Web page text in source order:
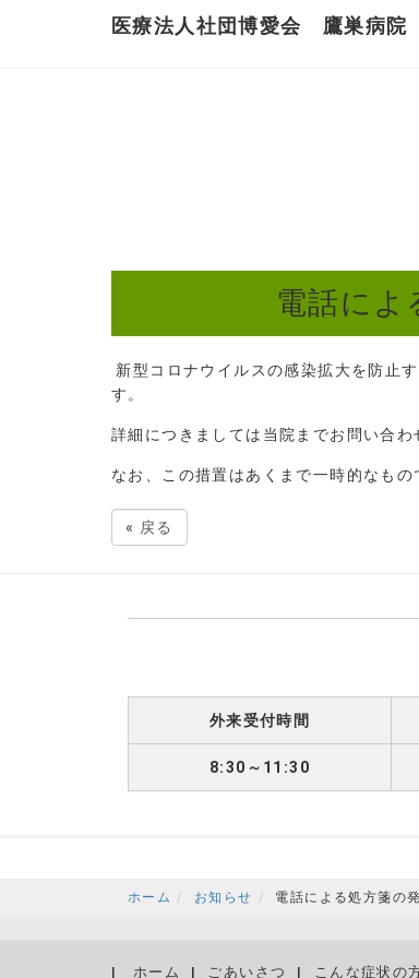
医療法人社団博愛会 鷹巣病院
電話によ
新型コロナウイルスの感染拡大を防止
す。
詳細につきましては当院までお問い合わ
なお、この措置はあくまで一時的なも
« 戻る
外来受付時間
8:30～11:30
ホーム お知らせ 電話による処方箋の
ホーム ごあいさつ こんな症状の